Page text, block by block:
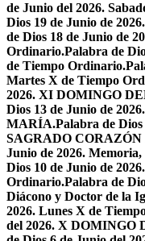
de Junio del 2026.
Dios 19 de Junio de
de Dios 18 de Junio de
Ordinario.Palabra de
de Tiempo Ordinario.
Martes X de Tiempo
2026. XI DOMINGO
Dios 13 de Junio de
MARÍA.Palabra de
SAGRADO CORAZÓN
Junio de 2026.
Dios 10 de Junio de
Ordinario.Palabra de
Diácono y Doctor de la
2026. Lunes X de
del 2026. X